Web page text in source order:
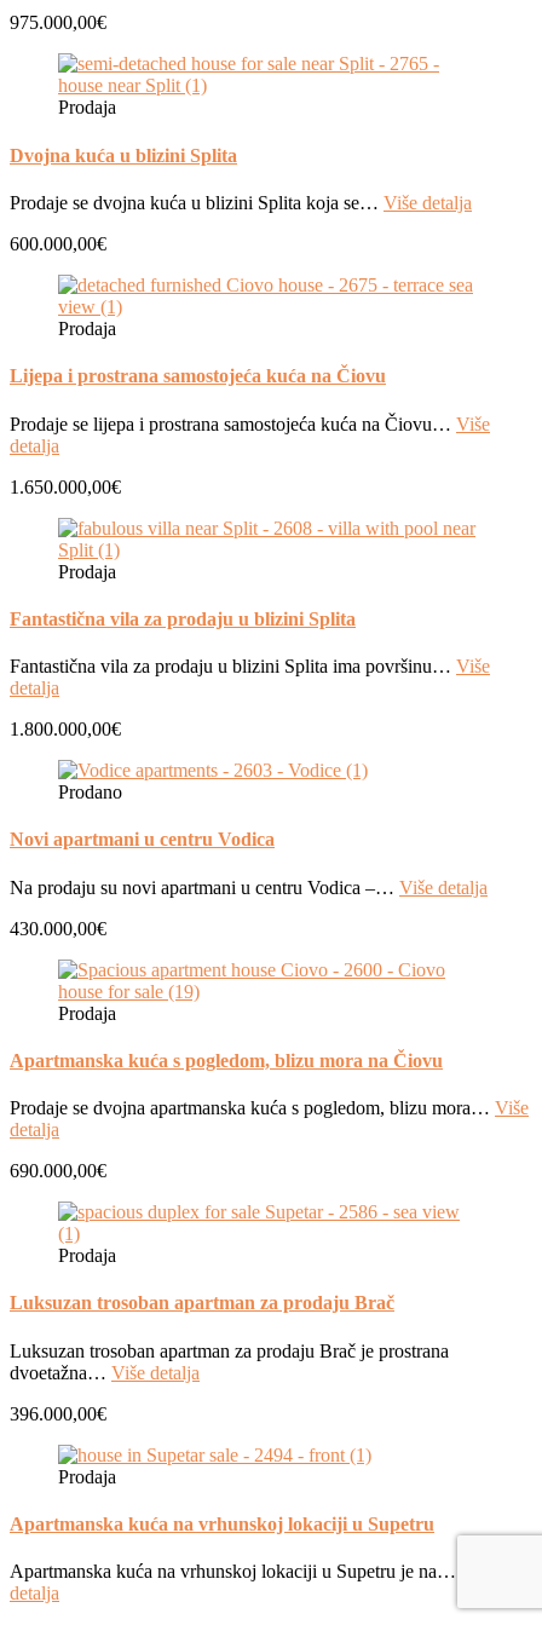
975.000,00€
Prodaja
Dvojna kuća u blizini Splita
Prodaje se dvojna kuća u blizini Splita koja se… Više detalja
600.000,00€
Prodaja
Lijepa i prostrana samostojeća kuća na Čiovu
Prodaje se lijepa i prostrana samostojeća kuća na Čiovu… Više
detalja
1.650.000,00€
Prodaja
Fantastična vila za prodaju u blizini Splita
Fantastična vila za prodaju u blizini Splita ima površinu… Više
detalja
1.800.000,00€
Prodano
Novi apartmani u centru Vodica
Na prodaju su novi apartmani u centru Vodica –… Više detalja
430.000,00€
Prodaja
Apartmanska kuća s pogledom, blizu mora na Čiovu
Prodaje se dvojna apartmanska kuća s pogledom, blizu mora… Više
detalja
690.000,00€
Prodaja
Luksuzan trosoban apartman za prodaju Brač
Luksuzan trosoban apartman za prodaju Brač je prostrana
dvoetažna… Više detalja
396.000,00€
Prodaja
Apartmanska kuća na vrhunskoj lokaciji u Supetru
Apartmanska kuća na vrhunskoj lokaciji u Supetru je na…
detalja